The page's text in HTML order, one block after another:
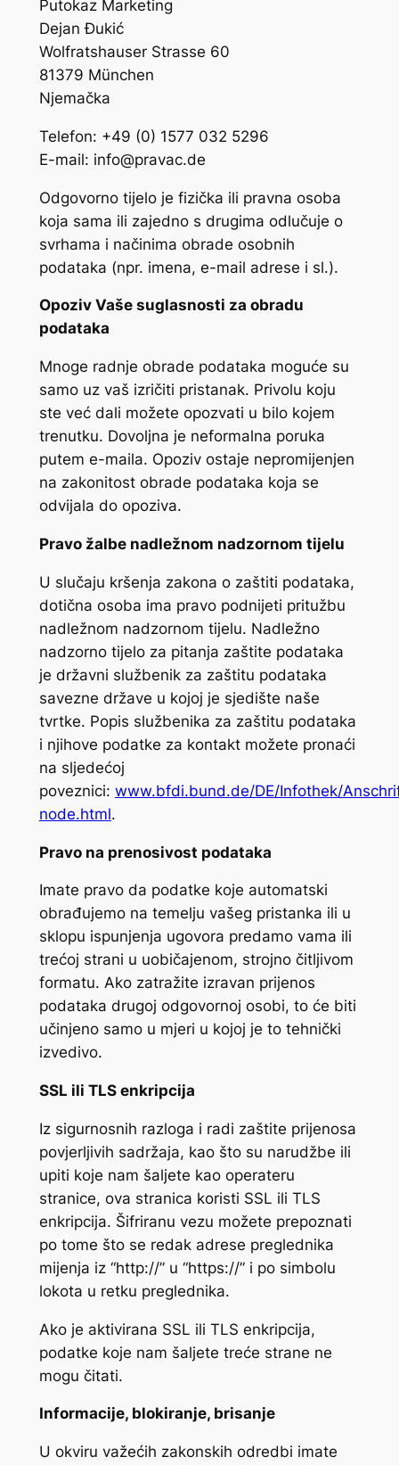
Putokaz Marketing
Dejan Đukić
Wolfratshauser Strasse 60
81379 München
Njemačka
Telefon: +49 (0) 1577 032 5296
E-mail: info@pravac.de
Odgovorno tijelo je fizička ili pravna osoba
koja sama ili zajedno s drugima odlučuje o
svrhama i načinima obrade osobnih
podataka (npr. imena, e-mail adrese i sl.).
Opoziv Vaše suglasnosti za obradu
podataka
Mnoge radnje obrade podataka moguće su
samo uz vaš izričiti pristanak. Privolu koju
ste već dali možete opozvati u bilo kojem
trenutku. Dovoljna je neformalna poruka
putem e-maila. Opoziv ostaje nepromijenjen
na zakonitost obrade podataka koja se
odvijala do opoziva.
Pravo žalbe nadležnom nadzornom tijelu
U slučaju kršenja zakona o zaštiti podataka,
dotična osoba ima pravo podnijeti pritužbu
nadležnom nadzornom tijelu. Nadležno
nadzorno tijelo za pitanja zaštite podataka
je državni službenik za zaštitu podataka
savezne države u kojoj je sjedište naše
tvrtke. Popis službenika za zaštitu podataka
i njihove podatke za kontakt možete pronaći
na sljedećoj
poveznici: www.bfdi.bund.de/DE/Infothek/
node.html.
Pravo na prenosivost podataka
Imate pravo da podatke koje automatski
obrađujemo na temelju vašeg pristanka ili u
sklopu ispunjenja ugovora predamo vama ili
trećoj strani u uobičajenom, strojno čitljivom
formatu. Ako zatražite izravan prijenos
podataka drugoj odgovornoj osobi, to će biti
učinjeno samo u mjeri u kojoj je to tehnički
izvedivo.
SSL ili TLS enkripcija
Iz sigurnosnih razloga i radi zaštite prijenosa
povjerljivih sadržaja, kao što su narudžbe ili
upiti koje nam šaljete kao operateru
stranice, ova stranica koristi SSL ili TLS
enkripcija. Šifriranu vezu možete prepoznati
po tome što se redak adrese preglednika
mijenja iz “http://” u “https://” i po simbolu
lokota u retku preglednika.
Ako je aktivirana SSL ili TLS enkripcija,
podatke koje nam šaljete treće strane ne
mogu čitati.
Informacije, blokiranje, brisanje
U okviru važećih zakonskih odredbi imate